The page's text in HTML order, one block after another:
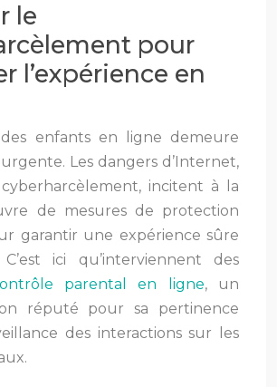
le
pour
l’expérience en
enfants en ligne demeure
Les dangers d’Internet,
incitent à la
de mesures de protection
garantir une expérience sûre
ici qu’interviennent des
parental en ligne, un
réputé pour sa pertinence
des interactions sur les